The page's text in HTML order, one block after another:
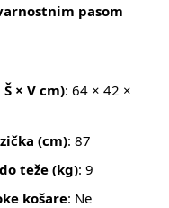
pasom
× V cm): 64 × 42 ×
(cm): 87
teže (kg): 9
košare: Ne